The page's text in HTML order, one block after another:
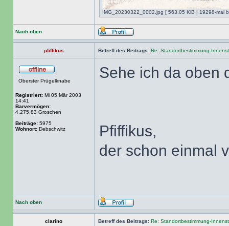
IMG_20230322_0002.jpg [ 563.05 KiB | 19298-mal
Nach oben
pfiffikus Betreff des Beitrags: Re: Standortbestimmung-
Oberster Prügelknabe
Registriert: Mi 05.Mär 2003
14:41
Barvermögen:
4.275,83 Groschen
Beiträge: 5975
Wohnort: Debschwitz
Sehe ich da oben
Pfiffikus,
der schon einmal
Nach oben
clarino Betreff des Beitrags: Re: Standortbestimmung-